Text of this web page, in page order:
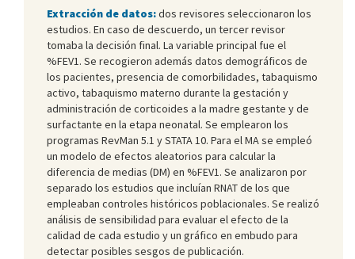
Extracción de datos:dos revisores seleccionaron los
estudios. En caso de descuerdo, un tercer revisor
tomaba la decisión final. La variable principal fue el
%FEV1. Se recogieron además datos demográficos de
los pacientes, presencia de comorbilidades, tabaquismo
activo, tabaquismo materno durante la gestación y
administración de corticoides a la madre gestante y de
surfactante en la etapa neonatal. Se emplearon los
programas RevMan 5.1 y STATA 10. Para el MA se empleó
un modelo de efectos aleatorios para calcular la
diferencia de medias (DM) en %FEV1. Se analizaron por
separado los estudios que incluían RNAT de los que
empleaban controles históricos poblacionales. Se realizó
análisis de sensibilidad para evaluar el efecto de la
calidad de cada estudio y un gráfico en embudo para
detectar posibles sesgos de publicación.